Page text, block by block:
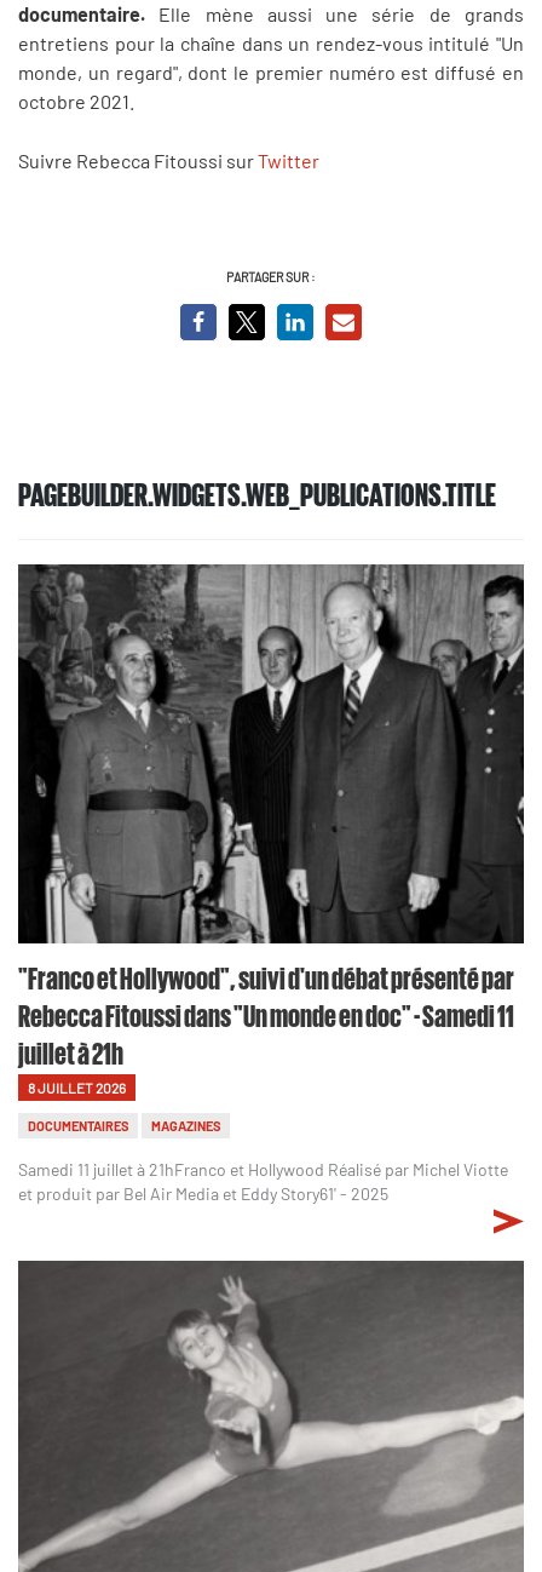
documentaire. Elle mène aussi une série de grands
entretiens pour la chaîne dans un rendez-vous intitulé "Un
monde, un regard", dont le premier numéro est diffusé en
octobre 2021.
Suivre Rebecca Fitoussi surTwitter
PARTAGER SUR :
PAGEBUILDER.WIDGETS.WEB_PUBLICATIONS.TITLE
"Franco et Hollywood", suivi d'un débat présenté par
Rebecca Fitoussi dans "Un monde en doc" - Samedi 11
juillet à 21h
8 JUILLET 2026
DOCUMENTAIRES MAGAZINES
Samedi 11 juillet à 21hFranco et Hollywood Réalisé par Michel Viotte
et produit par Bel Air Media et Eddy Story61' - 2025